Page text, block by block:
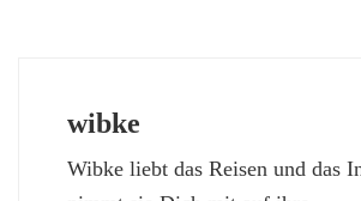
wibke
Wibke liebt das Reisen und das